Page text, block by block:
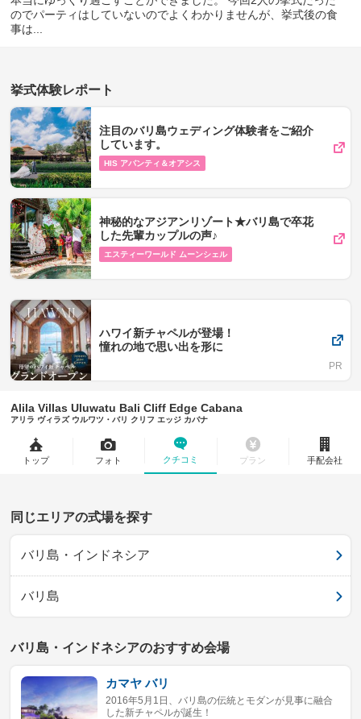
のでパーティはしていないのでよくわかりませんが、挙式後の食
事は...
挙式体験レポート
注目のバリ島ウェディング体験者をご紹介
しています。
HIS アバンティ＆オアシス
神秘的なアジアンリゾート★バリ島で卒花
した先輩カップルの声♪
エスティーワールド ムーンシェル
ハワイ新チャペルが登場！
憧れの地で思い出を形に
Alila Villas Uluwatu Bali Cliff Edge Cabana
アリラ ヴィラズ ウルワツ・バリ クリフ エッジ カバナ
トップ フォト クチコミ プラン 手配会社
同じエリアの式場を探す
バリ島・インドネシア
バリ島
バリ島・インドネシアのおすすめ会場
カマヤ バリ
2016年5月1日、バリ島の伝統とモダンが見事に融合
した新チャペルが誕生！